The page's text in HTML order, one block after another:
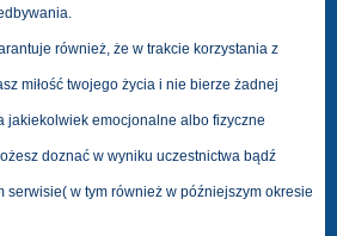
również, że w trakcie korzystania z
miłość twojego życia i nie bierze żadnej
jakiekolwiek emocjonalne albo fizyczne
doznać w wyniku uczestnictwa bądź
serwisie( w tym również w późniejszym okresie